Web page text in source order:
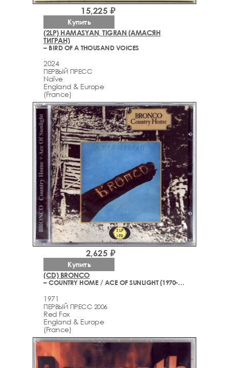
(2LP) HAMASYAN, TIGRAN (АМАСЯН
ТИГРАН)
– BIRD OF A THOUSAND VOICES
2024
ПЕРВЫЙ ПРЕСС
Naïve
England & Europe
(France)
15,225 ₽
Купить
(CD) BRONCO
– COUNTRY HOME / ACE OF SUNLIGHT (1970-1971)
1971
ПЕРВЫЙ ПРЕСС 2006
Red Fox
England & Europe
(France)
2,625 ₽
Купить